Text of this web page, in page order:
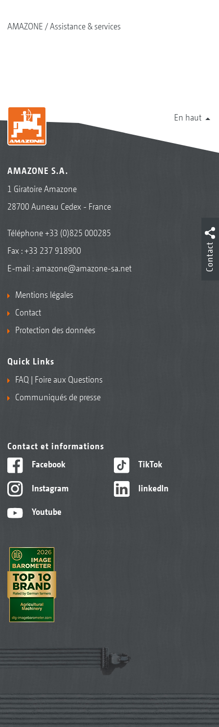
AMAZONE Assistance & services
En haut
AMAZONE S.A.
1 Giratoire Amazone
28700 Auneau Cedex - France
Téléphone+33 (0)825 000285
Fax : +33 237 918900
E-mail : amazone@amazone-sa.net
Mentions légales
Contact
Protection des données
Quick Links
FAQ | Foire aux Questions
Communiqués de presse
Contact et informations
Facebook
Instagram
Youtube
TikTok
linkedIn
Contact